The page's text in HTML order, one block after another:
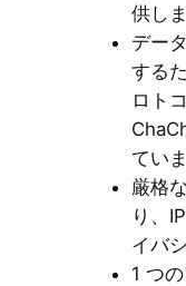
供しま
デー
する
ロト
ていま
厳格
り、
イバ
1 つ